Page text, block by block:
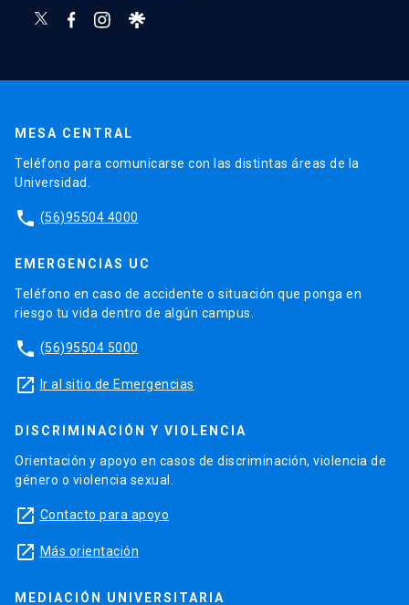
MESA CENTRAL
Teléfono para comunicarse con las distintas áreas de la
Universidad.
phone (56)95504 4000
EMERGENCIAS UC
Teléfono en caso de accidente o situación que ponga en
riesgo tu vida dentro de algún campus.
phone (56)95504 5000
launch Ir al sitio de Emergencias
DISCRIMINACIÓN Y VIOLENCIA
Orientación y apoyo en casos de discriminación, violencia de
género o violencia sexual.
launch Contacto para apoyo
launch Más orientación
MEDIACIÓN UNIVERSITARIA